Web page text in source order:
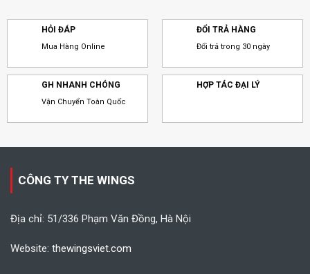
HỎI ĐÁP
Mua Hàng Online
ĐỔI TRẢ HÀNG
Đổi trả trong 30 ngày
GH NHANH CHÓNG
Vận Chuyển Toàn Quốc
HỢP TÁC ĐẠI LÝ
CÔNG TY THE WINGS
Địa chỉ: 51/336 Phạm Văn Đồng, Hà Nội
Website: thewingsviet.com